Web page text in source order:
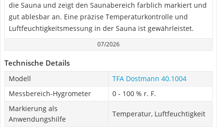
die Sauna und zeigt den Saunabereich farblich markiert und
gut ablesbar an. Eine präzise Temperaturkontrolle und
Luftfeuchtigkeitsmessung in der Sauna ist gewährleistet.
07/2026
Technische Details
Modell
TFA Dostmann 40.1004
Messbereich-Hygrometer
0 - 100 % r. F.
Markierung als
Anwendungshilfe
Temperatur, Luftfeuchtigkeit